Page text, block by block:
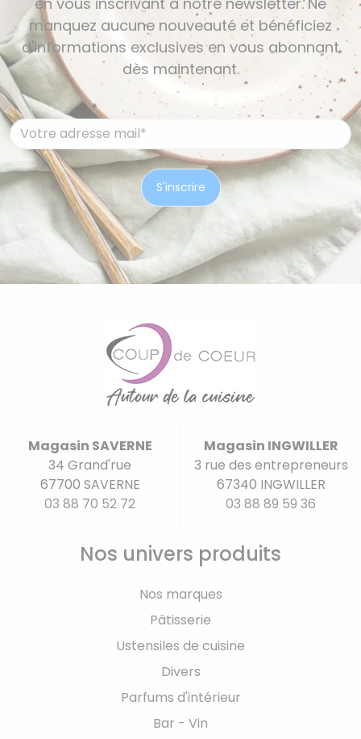
manquez aucune nouveauté et bénéficiez
d'informations exclusives en vous abonnant
dès maintenant.
Magasin SAVERNE
34 Grand'rue
67700 SAVERNE
03 88 70 52 72
Magasin INGWILLER
3 rue des entrepreneurs
67340 INGWILLER
03 88 89 59 36
Nos univers produits
Nos marques
Pâtisserie
Ustensiles de cuisine
Divers
Parfums d'intérieur
Bar - Vin